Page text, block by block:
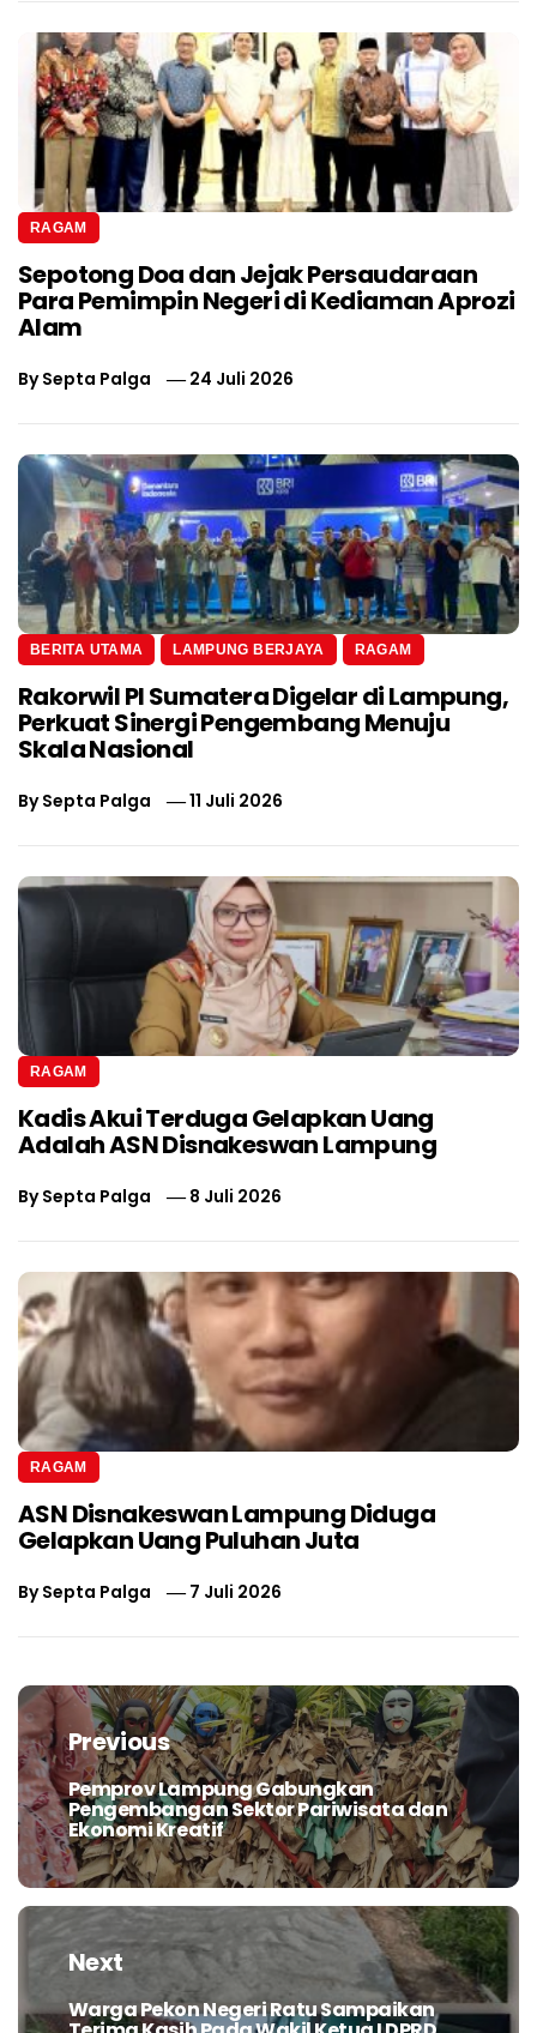
RAGAM
Sepotong Doa dan Jejak Persaudaraan
Para Pemimpin Negeri di Kediaman Aprozi
Alam
BySepta Palga 24 Juli 2026
BERITA UTAMA LAMPUNG BERJAYA RAGAM
Rakorwil PI Sumatera Digelar di Lampung,
Perkuat Sinergi Pengembang Menuju
Skala Nasional
BySepta Palga 11 Juli 2026
RAGAM
Kadis Akui Terduga Gelapkan Uang
Adalah ASN Disnakeswan Lampung
BySepta Palga 8 Juli 2026
RAGAM
ASN Disnakeswan Lampung Diduga
Gelapkan Uang Puluhan Juta
BySepta Palga 7 Juli 2026
Navigasi
posPrevious
Previous
post:
Pemprov Lampung Gabungkan
Pengembangan Sektor Pariwisata dan
Ekonomi Kreatif
Next
Next
Warga Pekon Negeri Ratu Sampaikan